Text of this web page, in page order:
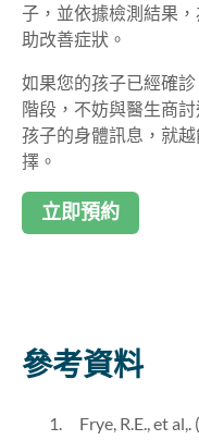
子，並依據檢測結果
助改善症狀。
如果您的孩子已經確
階段，不妨與醫生商
孩子的身體訊息，就
擇。
立即預約
參考資料
Frye, R.E., et